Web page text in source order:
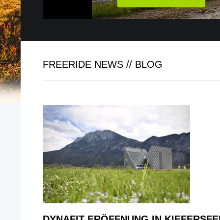
FREERIDE NEWS // BLOG